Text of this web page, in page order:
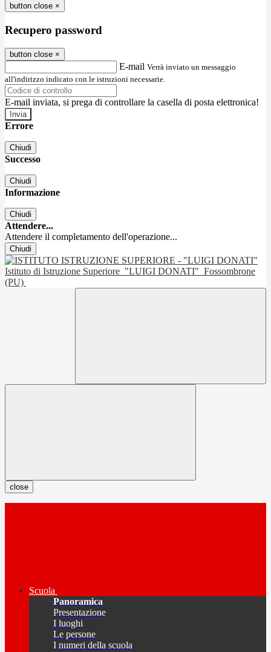
button close ×
Recupero password
button close ×
E-mail Verrà inviato un messaggio
all'indirizzo indicato con le istruzioni necessarie.
E-mail inviata, si prega di controllare la casella di posta elettronica!
Errore
Chiudi
Successo
Chiudi
Informazione
Chiudi
Attendere...
Attendere il completamento dell'operazione...
Chiudi
Istituto di Istruzione Superiore "LUIGI DONATI" Fossombrone
(PU)
close
Scuola
Panoramica
Presentazione
I luoghi
Le persone
I numeri della scuola